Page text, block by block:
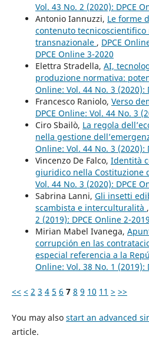
Vol. 43 No. 2 (2020): DPCE
Antonio Iannuzzi, Le forme
contenuto
transnazionale , DPCE
DPCE Online 3-2020
Elettra Stradella, AI,
produzione normativa:
Online: Vol. 44 No. 3 (2020):
Francesco Raniolo, Verso
DPCE Online: Vol. 44 No. 3
Ciro Sbailò, La regola
nella gestione
Online: Vol. 44 No. 3 (2020):
Vincenzo De Falco, Identità
giuridico nella Costituzione
Vol. 44 No. 3 (2020): DPCE
Sabrina Lanni, Gli insetti
scambista e interculturalità ,
2 (2019): DPCE Online 2-2019
Mirian Mabel Ivanega,
corrupción en las
especial referencia a la
Online: Vol. 38 No. 1 (2019):
<< < 2 3 4 5 6 7 8 9 10 11 > >>
You may also start an advanced
article.